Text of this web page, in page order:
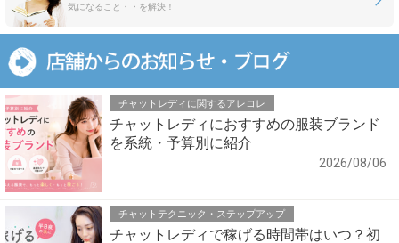
気になること・・を解決！
チャットレディに関するアレコレ
チャットレディにおすすめの服装ブランド
を系統・予算別に紹介
2026/08/06
チャットテクニック・ステップアップ
チャットレディで稼げる時間帯はいつ？初